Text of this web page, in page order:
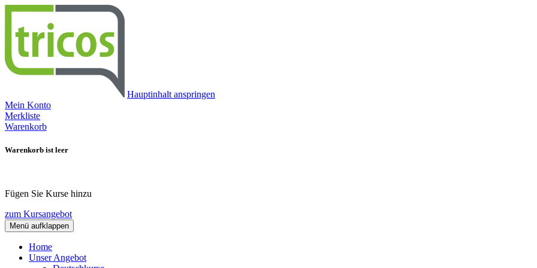
Hauptinhalt anspringen
Mein Konto
Merkliste
Warenkorb
Warenkorb ist leer
Fügen Sie Kurse hinzu
zum Kursangebot
Menü aufklappen
Home
Unser Angebot